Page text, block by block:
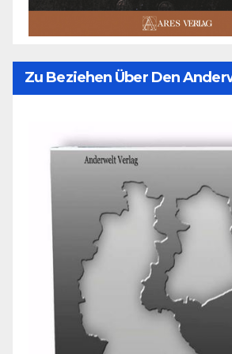
Zu Beziehen Über Den